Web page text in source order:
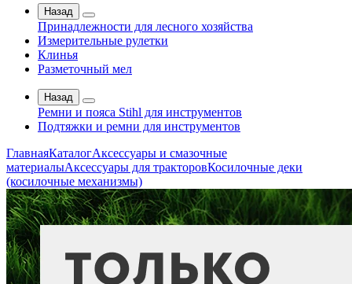
Назад
Принадлежности для лесного хозяйства
Измерительные рулетки
Клинья
Разметочный мел
Назад
Ремни и пояса Stihl для инструментов
Подтяжки и ремни для инструментов
ГлавнаяКаталогАксессуары и смазочные
материалыАксессуары для тракторовКосилочные деки
(косилочные механизмы)